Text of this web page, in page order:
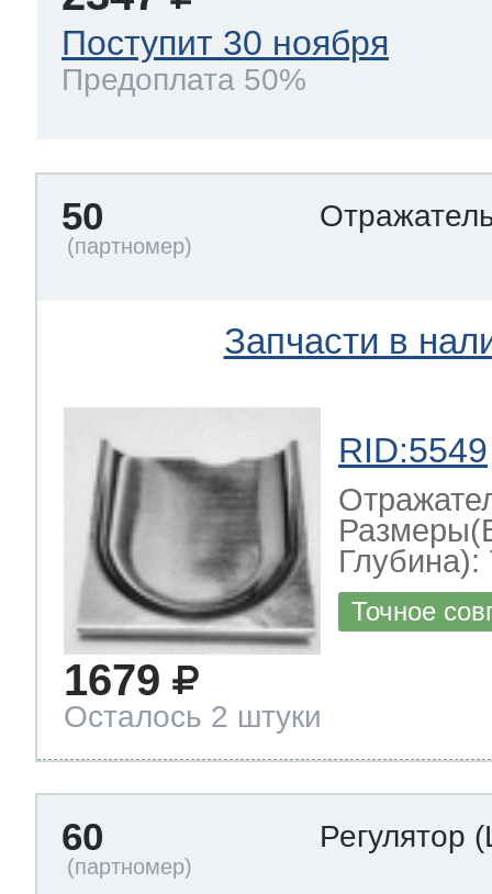
Поступит 30 ноября
Предоплата 50%
50
Запчасти в
RID:5549
Глубина):
Точное
1679
Осталось 2 штуки
60 Регулятор